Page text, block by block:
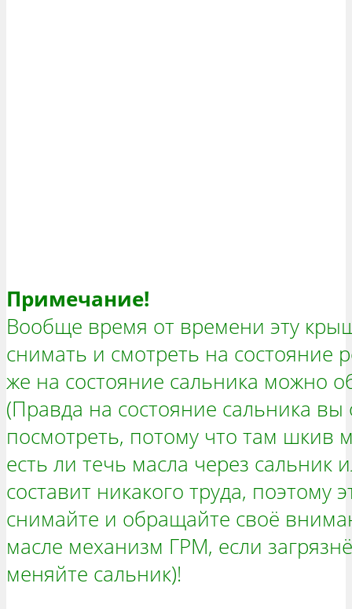
Примечание!
Вообще время от времени эту
снимать и смотреть на состояние
же на состояние сальника можно
(Правда на состояние сальника
посмотреть, потому что там шкив
есть ли течь масла через сальник
составит никакого труда, поэтому
снимайте и обращайте своё
масле механизм ГРМ, если
меняйте сальник)!